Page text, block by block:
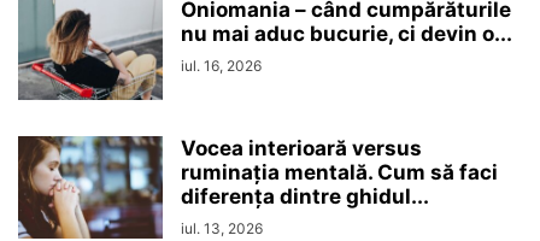
Oniomania – când cumpărăturile
nu mai aduc bucurie, ci devin o...
iul. 16, 2026
Vocea interioară versus
ruminaţia mentală. Cum să faci
diferența dintre ghidul...
iul. 13, 2026